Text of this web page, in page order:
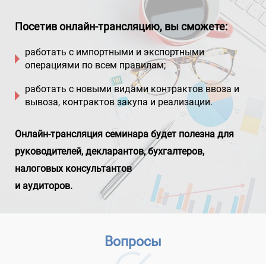
Посетив онлайн-трансляцию, вы сможете:
работать с импортными и экспортными
операциями по всем правилам;
работать с новыми видами контрактов ввоза и
вывоза, контрактов закупа и реализации.
Онлайн-трансляция семинара будет полезна для
руководителей, декларантов, бухгалтеров,
налоговых консультантов
и аудиторов.
Вопросы